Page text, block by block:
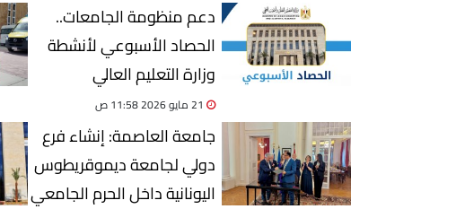
دعم منظومة الجامعات..
الحصاد الأسبوعي لأنشطة
وزارة التعليم العالي
جامعة العاصمة: إنشاء فرع
دولي لجامعة ديموقريطوس
اليونانية داخل الحرم الجامعي